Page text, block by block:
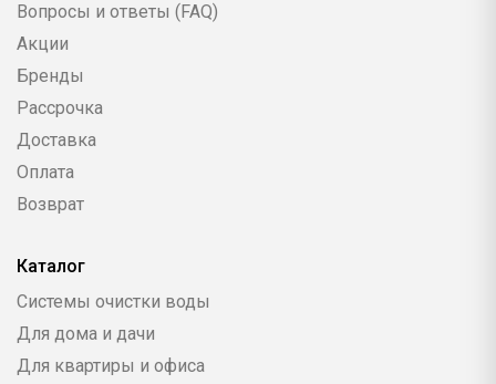
Вопросы и ответы (FAQ)
Акции
Бренды
Рассрочка
Доставка
Оплата
Возврат
Каталог
Системы очистки воды
Для дома и дачи
Для квартиры и офиса